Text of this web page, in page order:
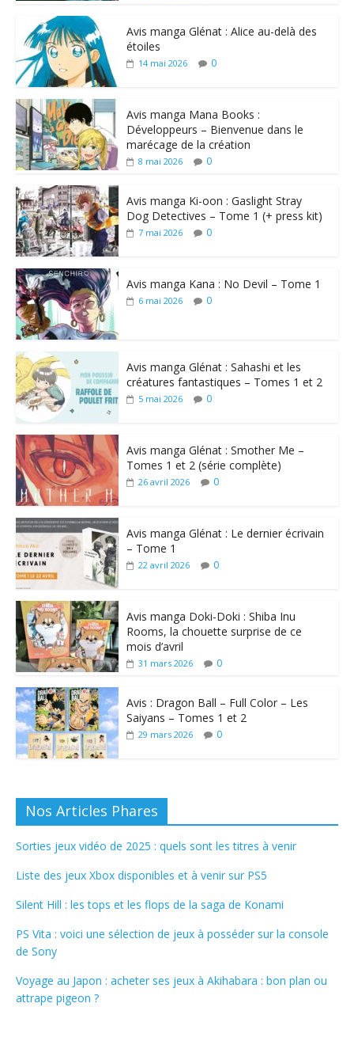
Avis manga Glénat : Alice au-delà des
étoiles
14 mai 2026 0
Avis manga Mana Books :
Développeurs – Bienvenue dans le
marécage de la création
8 mai 2026 0
Avis manga Ki-oon : Gaslight Stray
Dog Detectives – Tome 1 (+ press kit)
7 mai 2026 0
Avis manga Kana : No Devil – Tome 1
6 mai 2026 0
Avis manga Glénat : Sahashi et les
créatures fantastiques – Tomes 1 et 2
5 mai 2026 0
Avis manga Glénat : Smother Me –
Tomes 1 et 2 (série complète)
26 avril 2026 0
Avis manga Glénat : Le dernier écrivain
– Tome 1
22 avril 2026 0
Avis manga Doki-Doki : Shiba Inu
Rooms, la chouette surprise de ce
mois d’avril
31 mars 2026 0
Avis : Dragon Ball – Full Color – Les
Saiyans – Tomes 1 et 2
29 mars 2026 0
Nos Articles Phares
Sorties jeux vidéo de 2025 : quels sont les titres à venir
Liste des jeux Xbox disponibles et à venir sur PS5
Silent Hill : les tops et les flops de la saga de Konami
PS Vita : voici une sélection de jeux à posséder sur la console
de Sony
Voyage au Japon : acheter ses jeux à Akihabara : bon plan ou
attrape pigeon ?